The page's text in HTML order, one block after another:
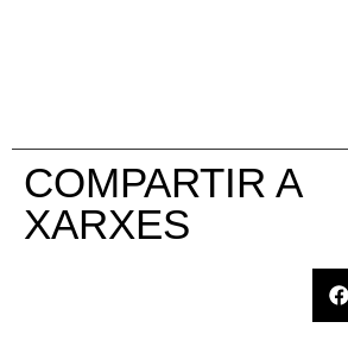
COMPARTIR A
XARXES